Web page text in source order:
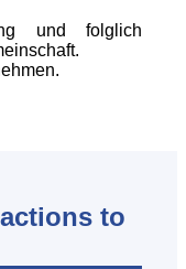
und folglich
to